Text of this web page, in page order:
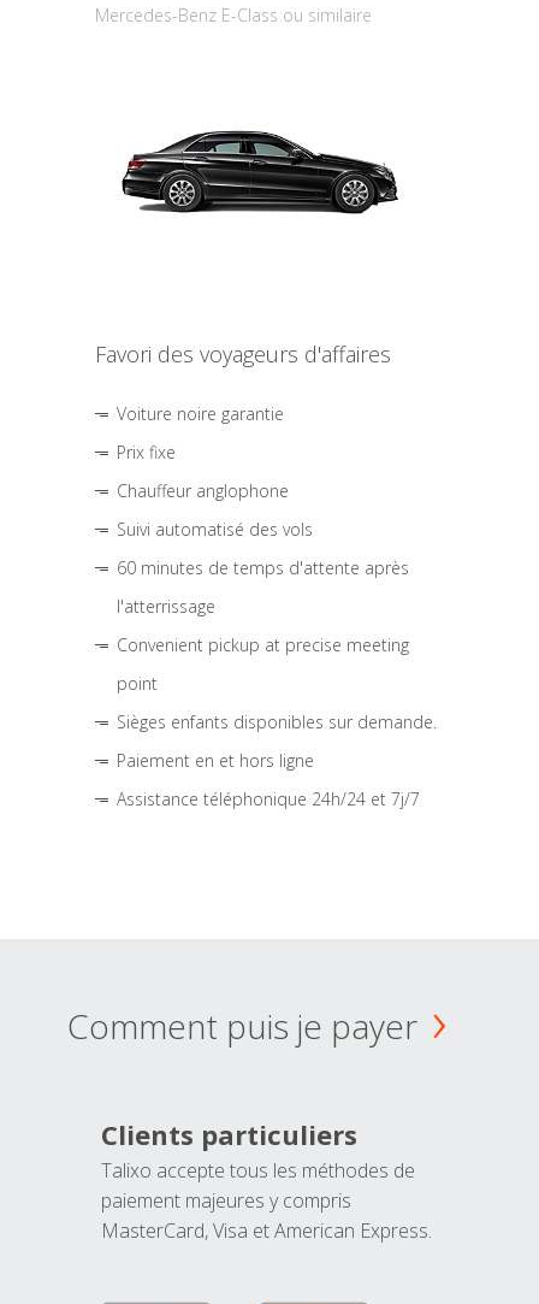
Mercedes-Benz E-Class ou similaire
Favori des voyageurs d'affaires
Voiture noire garantie
Prix fixe
Chauffeur anglophone
Suivi automatisé des vols
60 minutes de temps d'attente après
l'atterrissage
Convenient pickup at precise meeting
point
Sièges enfants disponibles sur demande.
Paiement en et hors ligne
Assistance téléphonique 24h/24 et 7j/7
Comment puis je payer
Clients particuliers
Talixo accepte tous les méthodes de
paiement majeures y compris
MasterCard, Visa et American Express.